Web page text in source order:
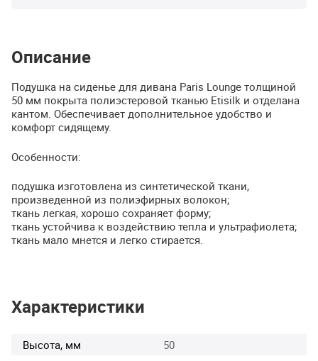
Описание
Подушка на сиденье для дивана Paris Lounge толщиной
50 мм покрыта полиэстеровой тканью Etisilk и отделана
кантом. Обеспечивает дополнительное удобство и
комфорт сидящему.
Особенности:
подушка изготовлена из синтетической ткани,
произведенной из полиэфирных волокон;
ткань легкая, хорошо сохраняет форму;
ткань устойчива к воздействию тепла и ультрафиолета;
ткань мало мнется и легко стирается.
Характеристики
Высота, мм
50